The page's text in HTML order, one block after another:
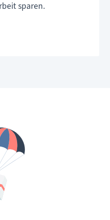
sparen.